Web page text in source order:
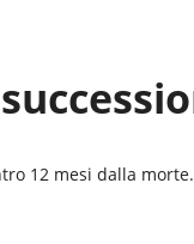
12 mesi dalla